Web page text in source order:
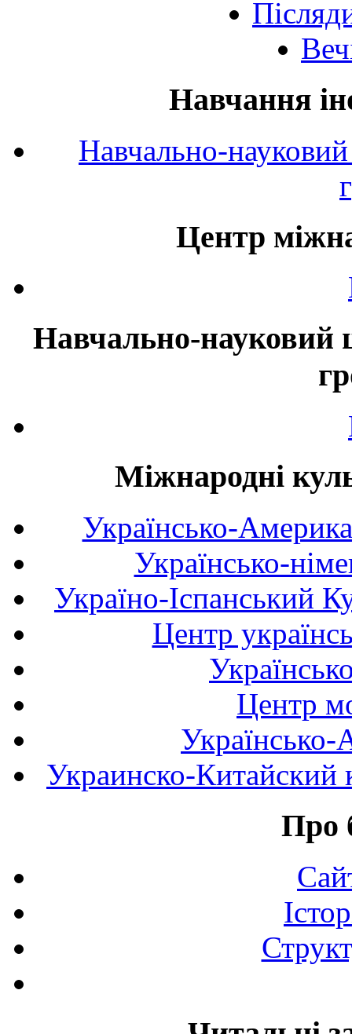
Навчання
Навчально-
Центр
Навчально-науковий
Міжнародні
Українсько-
Українсько-
Україно-Іспанський
Центр
Центр
Українсько-
Украинско-Китайский
Про